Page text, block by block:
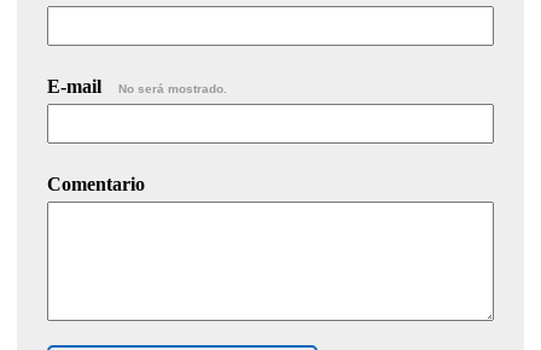
E-mail No será mostrado.
Comentario